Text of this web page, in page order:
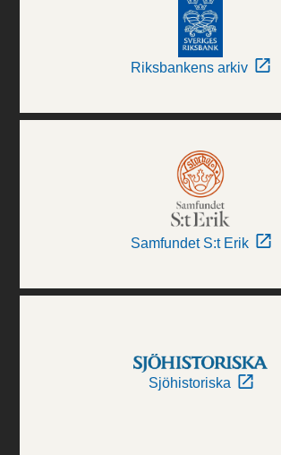
Riksbankens arkiv
Samfundet S:t Erik
Sjöhistoriska